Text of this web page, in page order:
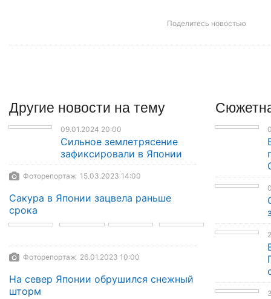
Поделитесь новостью
Другие новости на тему
09.01.2024 20:00
Сильное землетрясение
зафиксировали в Японии
Фоторепортаж 15.03.2023 14:00
Сакура в Японии зацвела раньше
срока
Фоторепортаж 26.01.2023 10:00
На север Японии обрушился снежный
шторм